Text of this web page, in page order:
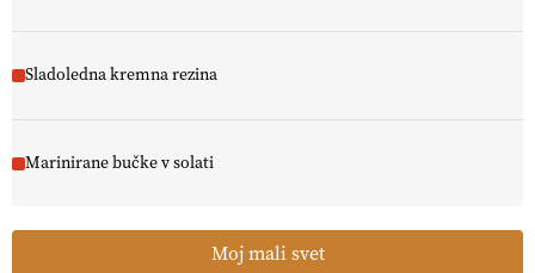
Sladoledna kremna rezina
Marinirane bučke v solati
Moj mali svet